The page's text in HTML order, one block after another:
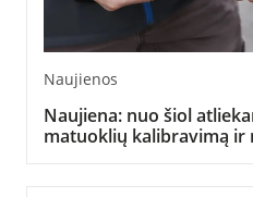
Naujienos
Naujiena: nuo šiol
matuoklių kalibravimą ir